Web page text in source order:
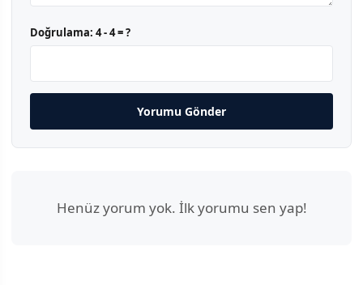
Doğrulama: 4 - 4 = ?
Yorumu Gönder
Henüz yorum yok. İlk yorumu sen yap!